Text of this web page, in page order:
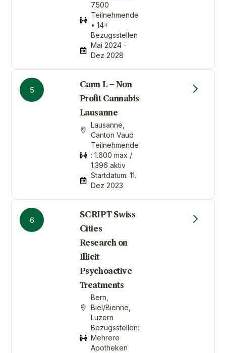
7.500
Teilnehmende
• 14+
Bezugsstellen
Mai 2024 -
Dez 2028
5
Cann L – Non
Profit Cannabis
Lausanne
Lausanne,
Canton Vaud
Teilnehmende
: 1.600 max /
1.396 aktiv
Startdatum: 11.
Dez 2023
6
SCRIPT Swiss
Cities
Research on
Illicit
Psychoactive
Treatments
Bern,
Biel/Bienne,
Luzern
Bezugsstellen:
Mehrere
Apotheken